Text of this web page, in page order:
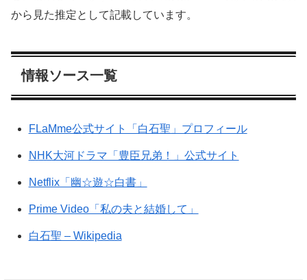
から見た推定として記載しています。
情報ソース一覧
FLaMme公式サイト「白石聖」プロフィール
NHK大河ドラマ「豊臣兄弟！」公式サイト
Netflix「幽☆遊☆白書」
Prime Video「私の夫と結婚して」
白石聖 – Wikipedia